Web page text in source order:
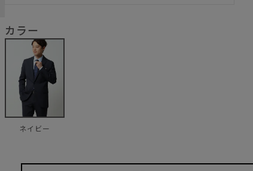
カラー
ネイビー